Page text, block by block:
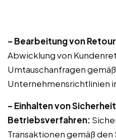
– Bearbeitung von
Abwicklung von
Umtauschanfragen
Unternehmensrichtlinien
– Einhalten von
Betriebsverfahren:
Transaktionen gemäß